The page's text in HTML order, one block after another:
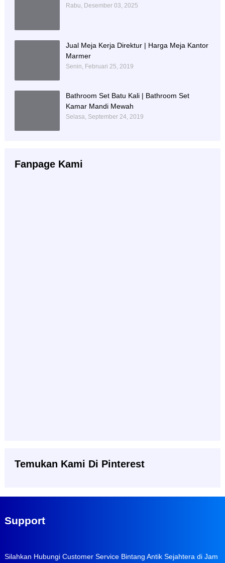
Rabu, Desember 03, 2025
Jual Meja Kerja Direktur | Harga Meja Kantor
Marmer
Senin, Februari 25, 2019
Bathroom Set Batu Kali | Bathroom Set
Kamar Mandi Mewah
Selasa, September 24, 2019
Fanpage Kami
Temukan Kami Di Pinterest
Support
Silahkan Hubungi Customer Service Bintang Antik Sejahtera di Jam